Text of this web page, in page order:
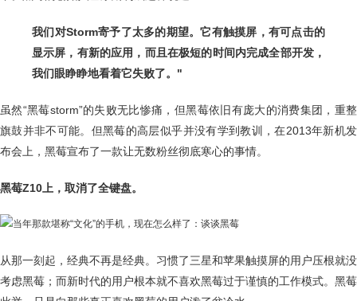
我们对Storm寄予了太多的期望。它有触摸屏，有可点击的
显示屏，有新的应用，而且在极短的时间内完成全部开发，
我们眼睁睁地看着它失败了。"
虽然“黑莓storm”的失败无比惨痛，但黑莓依旧有庞大的消费集团，重整
旗鼓并非不可能。但黑莓的高层似乎并没有学到教训，在2013年新机发
布会上，黑莓宣布了一款让无数粉丝彻底寒心的事情。
黑莓Z10上，取消了全键盘。
从那一刻起，经典不再是经典。习惯了三星和苹果触摸屏的用户压根就没
考虑黑莓；而新时代的用户根本就不喜欢黑莓过于谨慎的工作模式。黑莓